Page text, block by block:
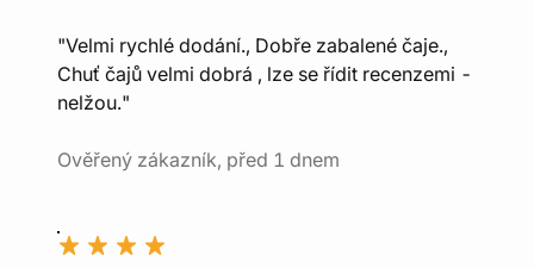
"Velmi rychlé dodání., Dobře zabalené čaje.,
Chuť čajů velmi dobrá , lze se řídit recenzemi -
nelžou."
Ověřený zákazník, před 1 dnem